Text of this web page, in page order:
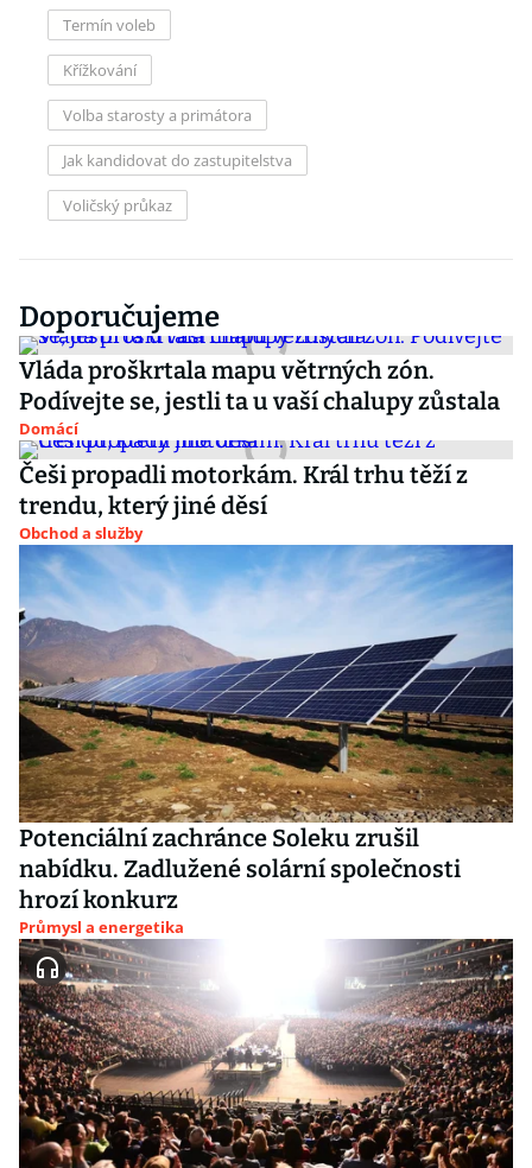
Termín voleb
Křížkování
Volba starosty a primátora
Jak kandidovat do zastupitelstva
Voličský průkaz
Doporučujeme
Vláda proškrtala mapu větrných zón.
Podívejte se, jestli ta u vaší chalupy zůstala
Domácí
Češi propadli motorkám. Král trhu těží z
trendu, který jiné děsí
Obchod a služby
Potenciální zachránce Soleku zrušil
nabídku. Zadlužené solární společnosti
hrozí konkurz
Průmysl a energetika